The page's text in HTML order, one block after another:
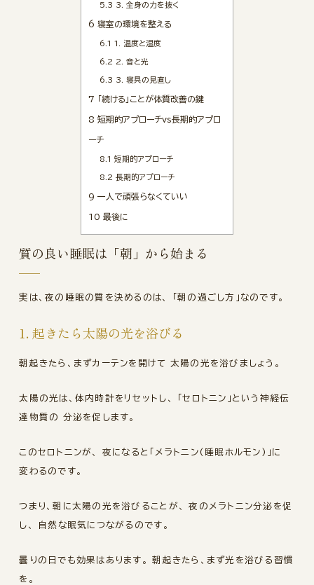
5.3 3. 全身の力を抜く
6 寝室の環境を整える
6.1 1. 温度と湿度
6.2 2. 音と光
6.3 3. 寝具の見直し
7 「続ける」ことが体質改善の鍵
8 短期的アプローチvs長期的アプロ
ーチ
8.1 短期的アプローチ
8.2 長期的アプローチ
9 一人で頑張らなくていい
10 最後に
質の良い睡眠は「朝」から始まる
実は、夜の睡眠の質を決めるのは、 「朝の過ごし方」なのです。
1. 起きたら太陽の光を浴びる
朝起きたら、まずカーテンを開けて 太陽の光を浴びましょう。
太陽の光は、体内時計をリセットし、 「セロトニン」という神経伝
達物質の 分泌を促します。
このセロトニンが、 夜になると「メラトニン(睡眠ホルモン)」に
変わるのです。
つまり、朝に太陽の光を浴びることが、 夜のメラトニン分泌を促
し、 自然な眠気につながるのです。
曇りの日でも効果はあります。 朝起きたら、まず光を浴びる習慣
を。